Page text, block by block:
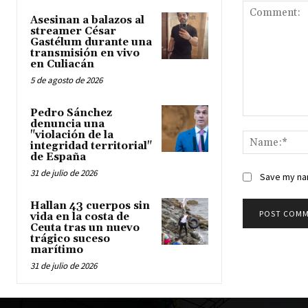
Asesinan a balazos al
streamer César
Gastélum durante una
transmisión en vivo
en Culiacán
5 de agosto de 2026
Pedro Sánchez
denuncia una
"violación de la
integridad territorial"
de España
31 de julio de 2026
Hallan 43 cuerpos sin
vida en la costa de
Ceuta tras un nuevo
trágico suceso
marítimo
31 de julio de 2026
Save my